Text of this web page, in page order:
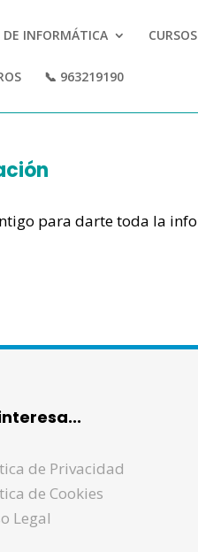
DE INFORMÁTICA
📞 963219190
para darte toda la
de Privacidad
de Cookies
Legal